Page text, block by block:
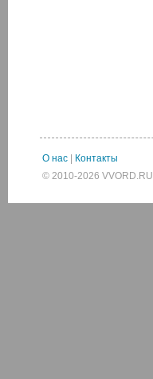
О нас
Контакты
© 2010-2026 VVORD.RU